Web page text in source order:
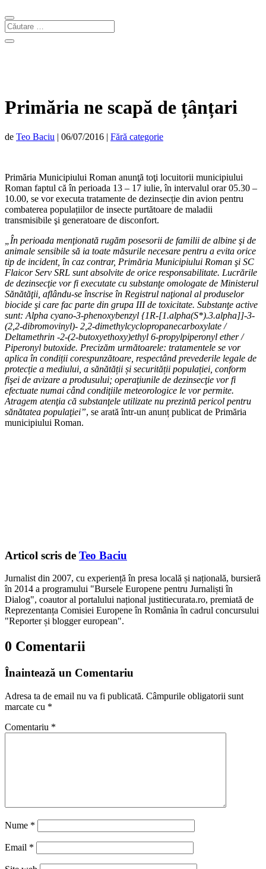
Primăria ne scapă de țânțari
de Teo Baciu | 06/07/2016 | Fără categorie
Primăria Municipiului Roman anunţă toţi locuitorii municipiului
Roman faptul că în perioada 13 – 17 iulie, în intervalul orar 05.30 –
10.00, se vor executa tratamente de dezinsecție din avion pentru
combaterea populațiilor de insecte purtătoare de maladii
transmisibile şi generatoare de disconfort.
„În perioada menţionată rugăm posesorii de familii de albine şi de
animale sensibile să ia toate măsurile necesare pentru a evita orice
tip de incident, în caz contrar, Primăria Municipiului Roman şi SC
Flaicor Serv SRL sunt absolvite de orice responsabilitate. Lucrările
de dezinsecţie vor fi executate cu substanţe omologate de Ministerul
Sănătăţii, aflându-se înscrise în Registrul naţional al produselor
biocide şi care fac parte din grupa III de toxicitate. Substanţe active
sunt: Alpha cyano-3-phenoxybenzyl {1R-[1.alpha(S*).3.alpha]]-3-
(2,2-dibromovinyl)- 2,2-dimethylcyclopropanecarboxylate /
Deltamethrin -2-(2-butoxyethoxy)ethyl 6-propylpiperonyl ether /
Piperonyl butoxide. Precizăm următoarele: tratamentele se vor
aplica în condiții corespunzătoare, respectând prevederile legale de
protecție a mediului, a sănătății și securității populației, conform
fişei de avizare a produsului; operaţiunile de dezinsecţie vor fi
efectuate numai când condiţiile meteorologice le vor permite.
Atragem atenţia că substanţele utilizate nu prezintă pericol pentru
sănătatea populaţiei”, se arată într-un anunț publicat de Primăria
municipiului Roman.
Articol scris de Teo Baciu
Jurnalist din 2007, cu experiență în presa locală și națională, bursieră
în 2014 a programului "Bursele Europene pentru Jurnaliști în
Dialog", coautor al portalului național justitiecurata.ro, premiată de
Reprezentanța Comisiei Europene în România în cadrul concursului
"Reporter și blogger european".
0 Comentarii
Înaintează un Comentariu
Adresa ta de email nu va fi publicată. Câmpurile obligatorii sunt
marcate cu *
Comentariu *
Nume *
Email *